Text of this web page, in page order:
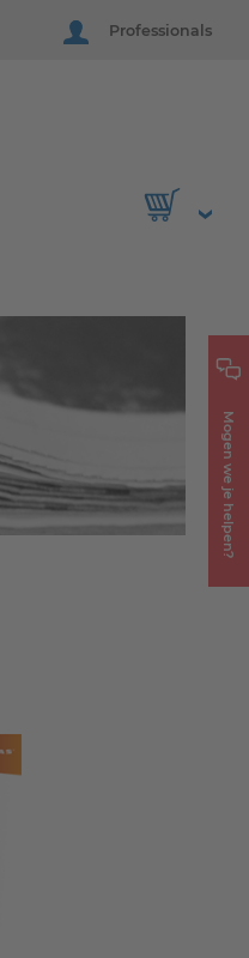
Professionals
Mogen we je helpen?